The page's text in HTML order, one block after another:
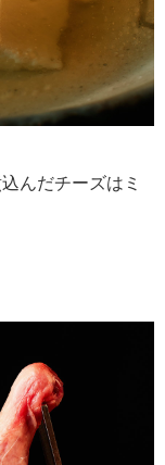
んだチーズはミ